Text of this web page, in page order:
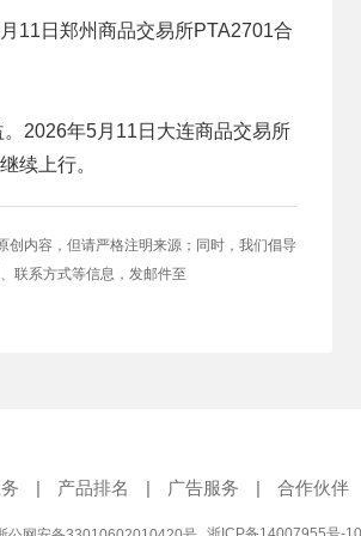
11日郑州商品交易所PTA2701合
2026年5月11日大连商品交易所
续上行。
创内容，但请严格注明来源；同时，我们倡导
联系方式等信息，发邮件至
| 产品排名 | 广告服务 | 合作伙伴